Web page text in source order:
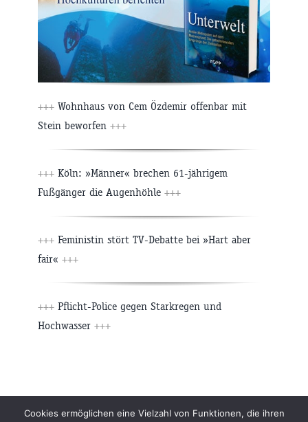
+++ Wohnhaus von Cem Özdemir offenbar mit
Stein beworfen +++
+++ Köln: »Männer« brechen 61-jährigem
Fußgänger die Augenhöhle +++
+++ Feministin stört TV-Debatte bei »Hart aber
fair« +++
+++ Pflicht-Police gegen Starkregen und
Hochwasser +++
Beiträge Archiv Impressum Newsletter
Cookies ermöglichen eine Vielzahl von Funktionen, die ihren